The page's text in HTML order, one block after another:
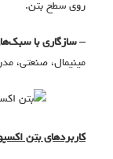
روی سطح بتن.
– سازگاری با
مینیمال، صنعتی،
کاربردهای بتن